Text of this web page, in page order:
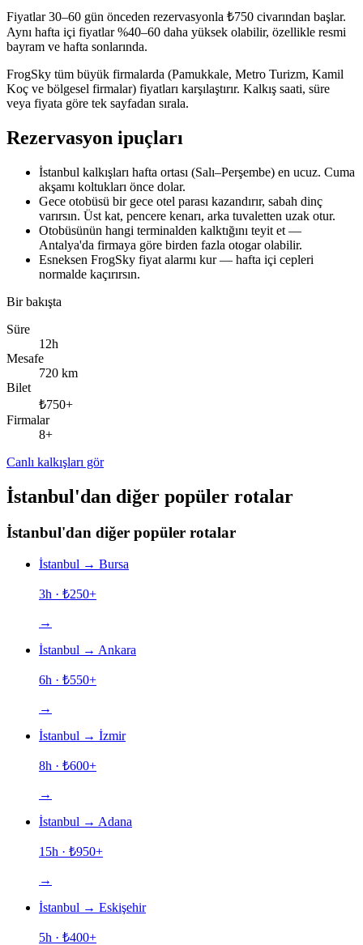
Fiyatlar 30–60 gün önceden rezervasyonla ₺750 civarından başlar.
Aynı hafta içi fiyatlar %40–60 daha yüksek olabilir, özellikle resmi
bayram ve hafta sonlarında.
FrogSky tüm büyük firmalarda (Pamukkale, Metro Turizm, Kamil
Koç ve bölgesel firmalar) fiyatları karşılaştırır. Kalkış saati, süre
veya fiyata göre tek sayfadan sırala.
Rezervasyon ipuçları
İstanbul kalkışları hafta ortası (Salı–Perşembe) en ucuz. Cuma
akşamı koltukları önce dolar.
Gece otobüsü bir gece otel parası kazandırır, sabah dinç
varırsın. Üst kat, pencere kenarı, arka tuvaletten uzak otur.
Otobüsünün hangi terminalden kalktığını teyit et —
Antalya'da firmaya göre birden fazla otogar olabilir.
Esneksen FrogSky fiyat alarmı kur — hafta içi cepleri
normalde kaçırırsın.
Bir bakışta
Süre
12h
Mesafe
720 km
Bilet
₺750+
Firmalar
8+
Canlı kalkışları gör
İstanbul'dan diğer popüler rotalar
İstanbul'dan diğer popüler rotalar
İstanbul → Bursa
3h · ₺250+
→
İstanbul → Ankara
6h · ₺550+
→
İstanbul → İzmir
8h · ₺600+
→
İstanbul → Adana
15h · ₺950+
→
İstanbul → Eskişehir
5h · ₺400+